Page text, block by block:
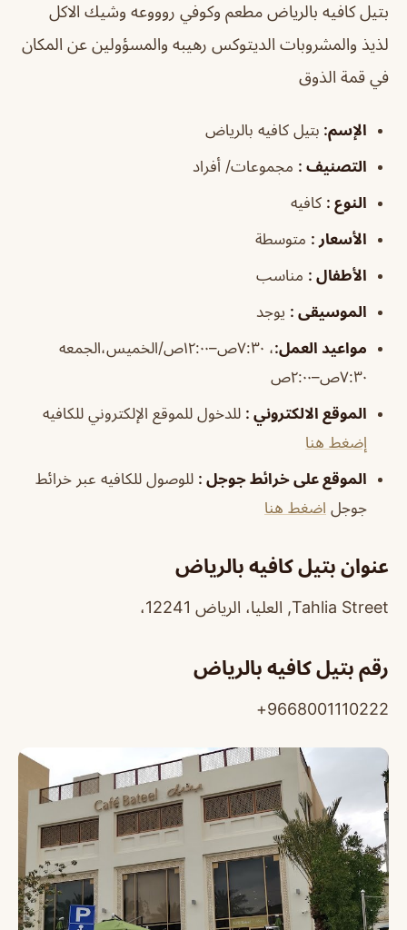
بتيل كافيه بالرياض مطعم وكوفي روووعه وشيك الاكل
لذيذ والمشروبات الديتوكس رهيبه والمسؤولين عن المكان
في قمة الذوق
الإسم: بتيل كافيه بالرياض
التصنيف : مجموعات/ أفراد
النوع : كافيه
الأسعار : متوسطة
الأطفال : مناسب
الموسيقى : يوجد
مواعيد العمل:
، ٧:٣٠ص–١٢:٠٠ص/الخميس،الجمعه
٧:٣٠ص–٢:٠٠ص
الموقع الالكتروني : للدخول للموقع الإلكتروني للكافيه
إضغط هنا
الموقع على خرائط جوجل : للوصول للكافيه عبر خرائط
جوجل اضغط هنا
عنوان بتيل كافيه بالرياض
Tahlia Street, العليا، الرياض 12241،
رقم بتيل كافيه بالرياض
9668001110222+